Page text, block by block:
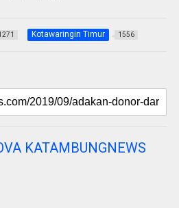
Kotawaringin Timur 1556
KATAMBUNGNEWS